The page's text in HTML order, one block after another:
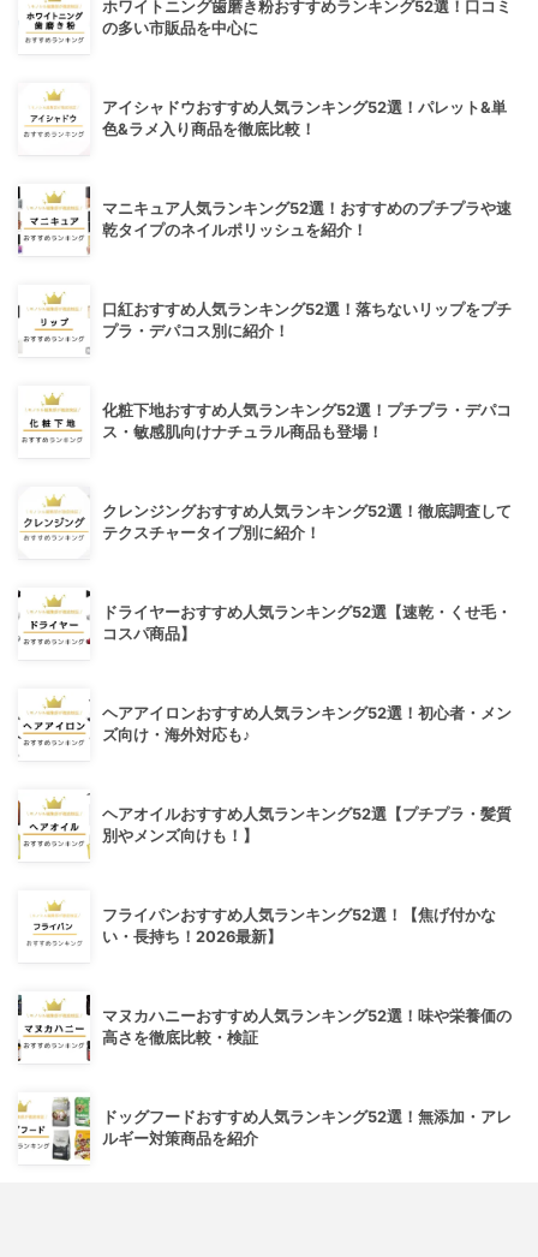
ホワイトニング歯磨き粉おすすめランキング52選！口コミ
の多い市販品を中心に
アイシャドウおすすめ人気ランキング52選！パレット&単
色&ラメ入り商品を徹底比較！
マニキュア人気ランキング52選！おすすめのプチプラや速
乾タイプのネイルポリッシュを紹介！
口紅おすすめ人気ランキング52選！落ちないリップをプチ
プラ・デパコス別に紹介！
化粧下地おすすめ人気ランキング52選！プチプラ・デパコ
ス・敏感肌向けナチュラル商品も登場！
クレンジングおすすめ人気ランキング52選！徹底調査して
テクスチャータイプ別に紹介！
ドライヤーおすすめ人気ランキング52選【速乾・くせ毛・
コスパ商品】
ヘアアイロンおすすめ人気ランキング52選！初心者・メン
ズ向け・海外対応も♪
ヘアオイルおすすめ人気ランキング52選【プチプラ・髪質
別やメンズ向けも！】
フライパンおすすめ人気ランキング52選！【焦げ付かな
い・長持ち！2026最新】
マヌカハニーおすすめ人気ランキング52選！味や栄養価の
高さを徹底比較・検証
ドッグフードおすすめ人気ランキング52選！無添加・アレ
ルギー対策商品を紹介